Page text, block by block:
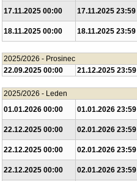
17.11.2025 00:00
17.11.2025 23:59
18.11.2025 00:00
18.11.2025 23:59
2025/2026 - Prosinec
22.09.2025 00:00
21.12.2025 23:59
2025/2026 - Leden
01.01.2026 00:00
01.01.2026 23:59
22.12.2025 00:00
02.01.2026 23:59
22.12.2025 00:00
02.01.2026 23:59
22.12.2025 00:00
02.01.2026 23:59